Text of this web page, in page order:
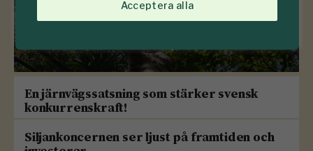
Acceptera alla
Sveriges träd
En järnvägssatsning som stärker svensk
konkurrenskraft!
Siljankoncernen ser ljust på framtiden och